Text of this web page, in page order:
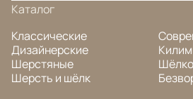
Каталог
Классические
Дизайнерские
Шерстяные
Шерсть и шёлк